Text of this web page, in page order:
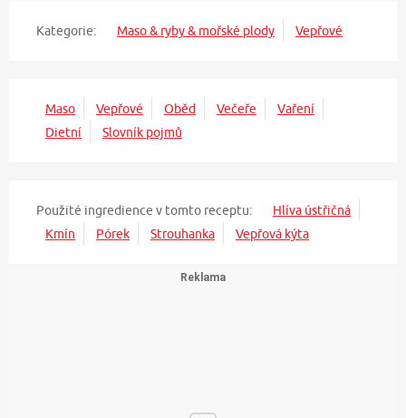
Kategorie: Maso & ryby & mořské plody Vepřové
Maso Vepřové Oběd Večeře
Vaření
Dietní
Slovník pojmů
Použité ingredience v tomto receptu:
Hlíva ústřičná
Kmín
Pórek Strouhanka Vepřová kýta